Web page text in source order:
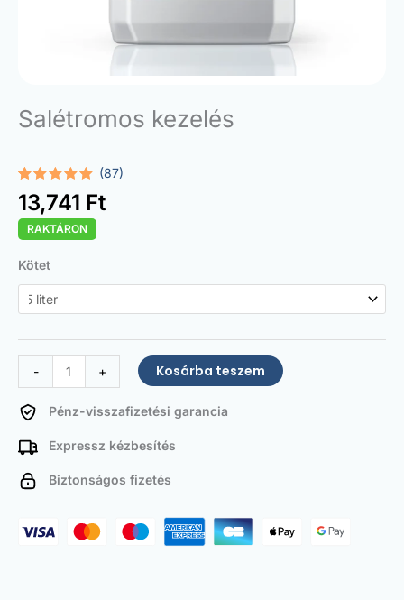
Salétromos kezelés
Értékelés
4.87 az 5-
ből,
87
értékelés
alapján
(87)
13,741 Ft
RAKTÁRON
Kötet
-
Saltpetre
Treatment
mennyiség
+ Kosárba teszem
Pénz-visszafizetési garancia
Expressz kézbesítés
Biztonságos fizetés